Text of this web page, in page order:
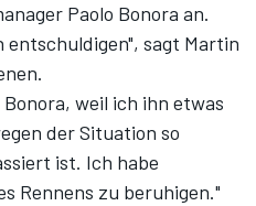
Paolo Bonora an.
sagt Martin
weil ich ihn etwas
der Situation so
ist. Ich habe
Rennens zu beruhigen."